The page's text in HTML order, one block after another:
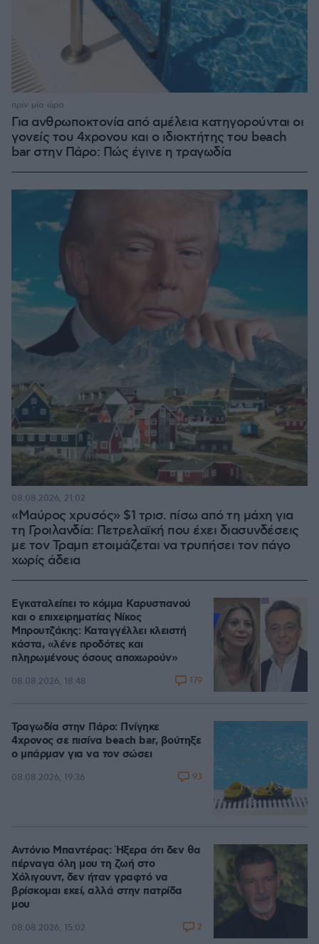
Για ανθρωποκτονία από αμέλεια κατηγορούνται οι
γονείς του 4χρονου και ο ιδιοκτήτης του beach
bar στην Πάρο: Πώς έγινε η τραγωδία
πριν μία ώρα
«Μαύρος χρυσός» $1 τρισ. πίσω από τη μάχη για
τη Γροιλανδία: Πετρελαϊκή που έχει διασυνδέσεις
με τον Τραμπ ετοιμάζεται να τρυπήσει τον πάγο
χωρίς άδεια
08.08.2026, 21:02
Εγκαταλείπει το κόμμα Καρυστιανού
και ο επιχειρηματίας Νίκος
Μπρουτζάκης: Καταγγέλλει κλειστή
κάστα, «λένε προδότες και
πληρωμένους όσους αποχωρούν»
08.08.2026, 18:48 179
Τραγωδία στην Πάρο: Πνίγηκε
4χρονος σε πισίνα beach bar, βούτηξε
ο μπάρμαν για να τον σώσει
08.08.2026, 19:36 93
Αντόνιο Μπαντέρας: Ήξερα ότι δεν θα
πέρναγα όλη μου τη ζωή στο
Χόλιγουντ, δεν ήταν γραφτό να
βρίσκομαι εκεί, αλλά στην πατρίδα
μου
08.08.2026, 15:02 2